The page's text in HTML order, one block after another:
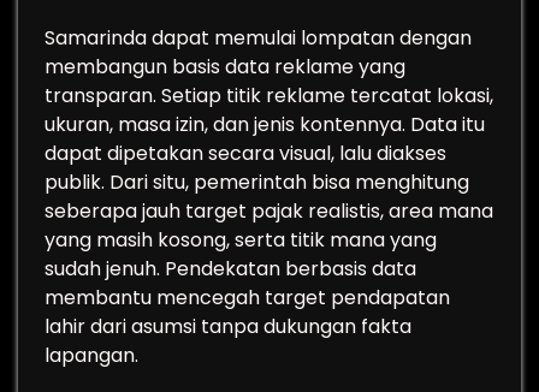
Samarinda dapat memulai lompatan dengan
membangun basis data reklame yang
transparan. Setiap titik reklame tercatat lokasi,
ukuran, masa izin, dan jenis kontennya. Data itu
dapat dipetakan secara visual, lalu diakses
publik. Dari situ, pemerintah bisa menghitung
seberapa jauh target pajak realistis, area mana
yang masih kosong, serta titik mana yang
sudah jenuh. Pendekatan berbasis data
membantu mencegah target pendapatan
lahir dari asumsi tanpa dukungan fakta
lapangan.